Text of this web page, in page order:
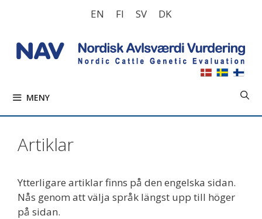
EN FI SV DK
MENY
Artiklar
Ytterligare artiklar finns på den engelska sidan.
Nås genom att välja språk längst upp till höger
på sidan.